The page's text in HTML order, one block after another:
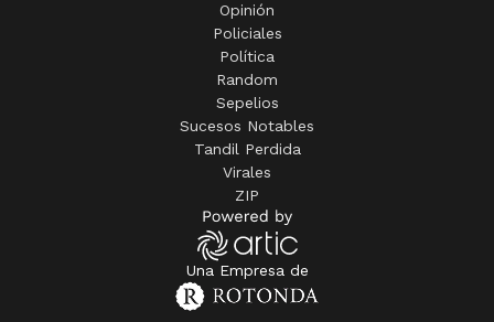
Opinión
Policiales
Política
Random
Sepelios
Sucesos Notables
Tandil Perdida
Virales
ZIP
Una Empresa de